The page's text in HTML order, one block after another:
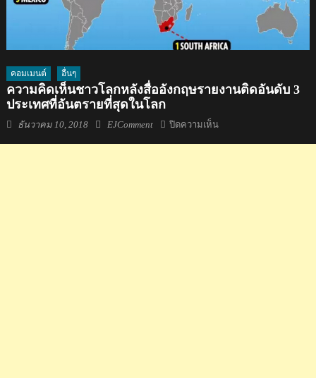
คอมเมนต์ อื่นๆ
ความคิดเห็นชาวโลกหลังสื่ออังกฤษรายงานติดอันดับ 3
ประเทศที่อันตรายที่สุดในโลก
Posted
ธันวาคม 10, 2018 Author
EJComment ปิดความเห็นบน